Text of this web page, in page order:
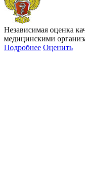
Независимая оценка
медицинскими
Подробнее Оценить